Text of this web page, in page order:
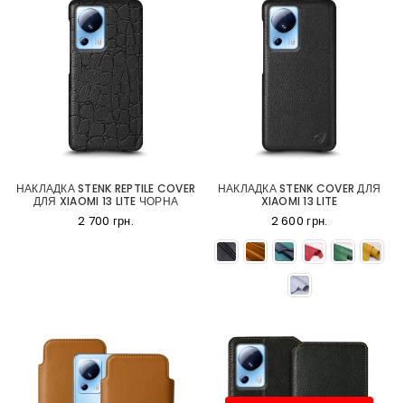
НАКЛАДКА STENK REPTILE COVER
ДЛЯ XIAOMI 13 LITE ЧОРНА
2 700 грн.
НАКЛАДКА STENK COVER ДЛЯ
XIAOMI 13 LITE
2 600 грн.